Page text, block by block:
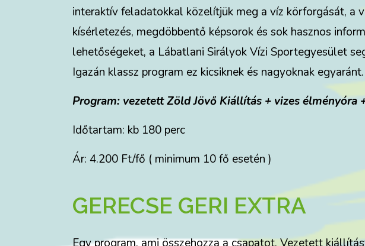
interaktív feladatokkal közelítjük meg a víz körforgását, a
kísérletezés, megdöbbentő képsorok és sok hasznos
lehetőségeket, a Lábatlani Sirályok Vízi Sportegyesület
Igazán klassz program ez kicsiknek és nagyoknak egyaránt.
Program: vezetett Zöld Jövő Kiállítás + vizes élményóra
Időtartam: kb 180 perc
Ár: 4.200 Ft/fő ( minimum 10 fő esetén )
GERECSE GERI EXTRA